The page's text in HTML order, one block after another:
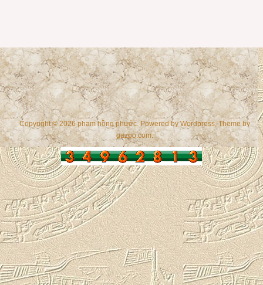
Copyright © 2026 phạm hồng phước. Powered byWordpress, Theme by
gazpo.com.